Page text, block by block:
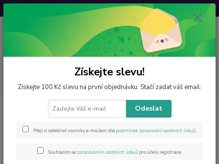
Svatovavřinecká sleva: 20 % s kódemVAVRINEC20
Menu
CZK 0
za
Šperky z minerálů Znamení zvěrokruhu náramek BLÍŽENCI
Znamení zvěrokruhu náramek
Získejte slevu!
Získejte 100 Kč slevu na první objednávku. Stačí zadat váš email:
Odeslat
Přeji si odebírat novinky e-mailem dle podmínek zpracování osobních údajů.
Souhlasím se zpracováním osobních údajů pro účely registrace.